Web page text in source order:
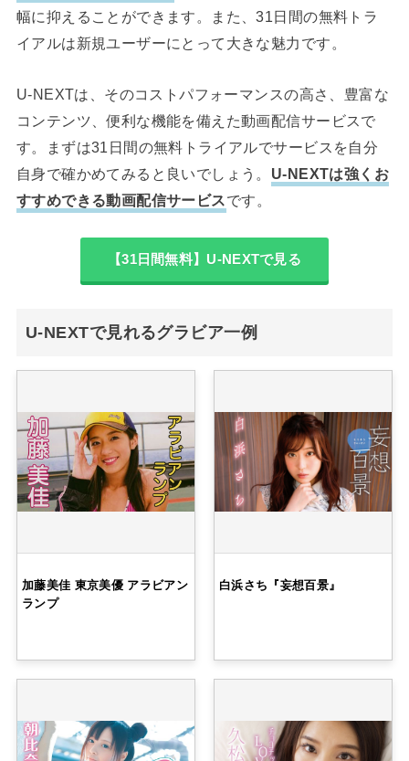
幅に抑えることができます。また、31日間の無料トラ
イアルは新規ユーザーにとって大きな魅力です。
U-NEXTは、そのコストパフォーマンスの高さ、豊富な
コンテンツ、便利な機能を備えた動画配信サービスで
す。まずは31日間の無料トライアルでサービスを自分
自身で確かめてみると良いでしょう。 U-NEXTは強くお
すすめできる動画配信サービスです。
【31日間無料】U-NEXTで見る
U-NEXTで見れるグラビア一例
加藤美佳 東京美優 アラビアン
ランプ
白浜さち『妄想百景』